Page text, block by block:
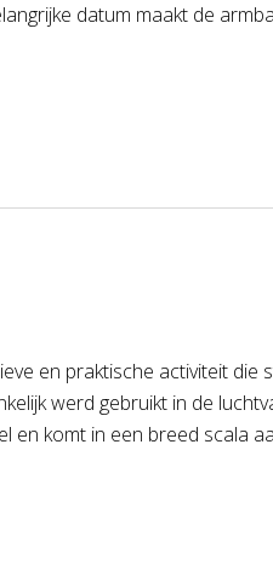
datum maakt de
en praktische activiteit
werd gebruikt in de
en komt in een breed scala